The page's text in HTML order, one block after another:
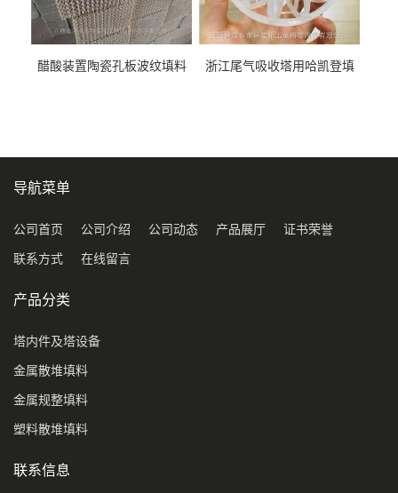
醋酸装置陶瓷孔板波纹填料
浙江尾气吸收塔用哈凯登填
导航菜单
公司首页 公司介绍 公司动态 产品展厅 证书荣誉
联系方式 在线留言
产品分类
塔内件及塔设备
金属散堆填料
金属规整填料
塑料散堆填料
联系信息